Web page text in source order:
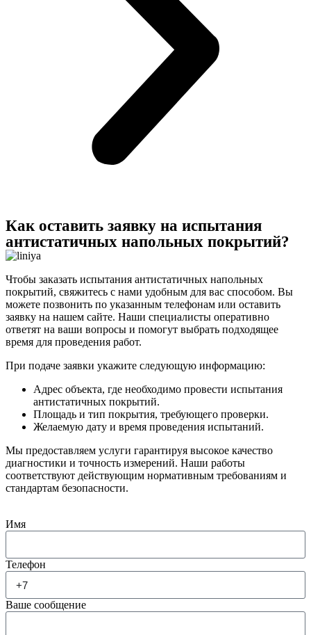
Как оставить заявку на испытания
антистатичных напольных покрытий?
Чтобы заказать испытания антистатичных напольных
покрытий, свяжитесь с нами удобным для вас способом. Вы
можете позвонить по указанным телефонам или оставить
заявку на нашем сайте. Наши специалисты оперативно
ответят на ваши вопросы и помогут выбрать подходящее
время для проведения работ.
При подаче заявки укажите следующую информацию:
Адрес объекта, где необходимо провести испытания
антистатичных покрытий.
Площадь и тип покрытия, требующего проверки.
Желаемую дату и время проведения испытаний.
Мы предоставляем услуги гарантируя высокое качество
диагностики и точность измерений. Наши работы
соответствуют действующим нормативным требованиям и
стандартам безопасности.
Имя
Телефон
Ваше сообщение